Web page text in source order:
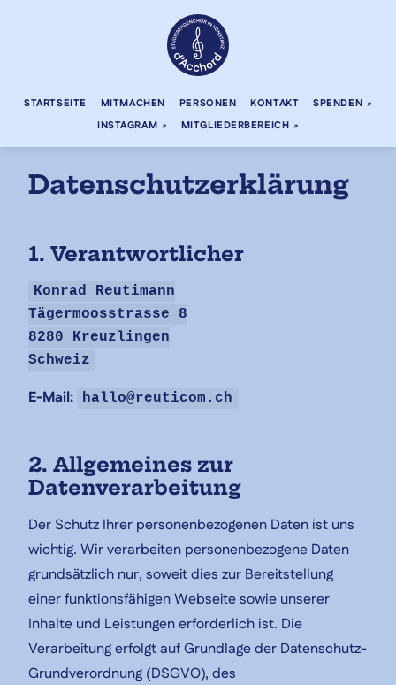
STARTSEITE MITMACHEN PERSONEN KONTAKT
SPENDEN
INSTAGRAM
MITGLIEDERBEREICH
Datenschutzerklärung
1. Verantwortlicher
Konrad Reutimann
Tägermoosstrasse 8
8280 Kreuzlingen
Schweiz
E-Mail: hallo@reuticom.ch
2. Allgemeines zur
Datenverarbeitung
Der Schutz Ihrer personenbezogenen Daten ist uns
wichtig. Wir verarbeiten personenbezogene Daten
grundsätzlich nur, soweit dies zur Bereitstellung
einer funktionsfähigen Webseite sowie unserer
Inhalte und Leistungen erforderlich ist. Die
Verarbeitung erfolgt auf Grundlage der Datenschutz-
Grundverordnung (DSGVO), des